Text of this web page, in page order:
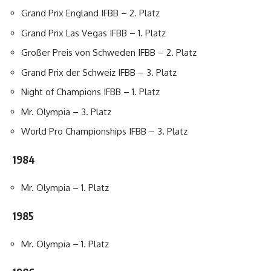
Grand Prix England IFBB – 2. Platz
Grand Prix Las Vegas IFBB – 1. Platz
Großer Preis von Schweden IFBB – 2. Platz
Grand Prix der Schweiz IFBB – 3. Platz
Night of Champions IFBB – 1. Platz
Mr. Olympia – 3. Platz
World Pro Championships IFBB – 3. Platz
1984
Mr. Olympia – 1. Platz
1985
Mr. Olympia – 1. Platz